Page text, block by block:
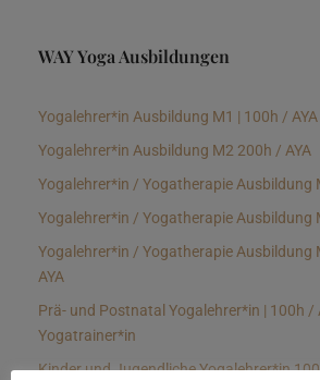
WAY Yoga Ausbildungen
Yogalehrer*in Ausbildung M1 | 100h /
Yogalehrer*in Ausbildung M2 200h / AYA
Yogalehrer*in / Yogatherapie Ausbildung
Yogalehrer*in / Yogatherapie Ausbildung
Yogalehrer*in / Yogatherapie Ausbildung
AYA
Prä- und Postnatal Yogalehrer*in | 100h /
Yogatrainer*in
Kinder und Jugendliche Yogalehrer*in